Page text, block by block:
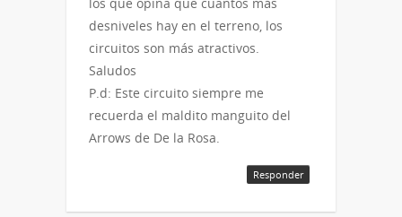
desniveles hay en el terreno, los
circuitos son más atractivos.
Saludos
P.d: Este circuito siempre me
recuerda el maldito manguito del
Arrows de De la Rosa.
Responder